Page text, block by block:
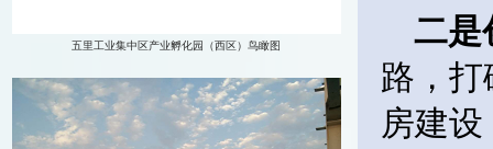
二是
路，
房建